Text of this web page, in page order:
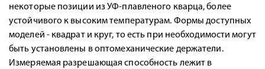
некоторые позиции из УФ-плавленого кварца, более
устойчивого к высоким температурам. Формы доступных
моделей - квадрат и круг, то есть при необходимости могут
быть установлены в оптомеханические держатели.
Измеряемая разрешающая способность лежит в